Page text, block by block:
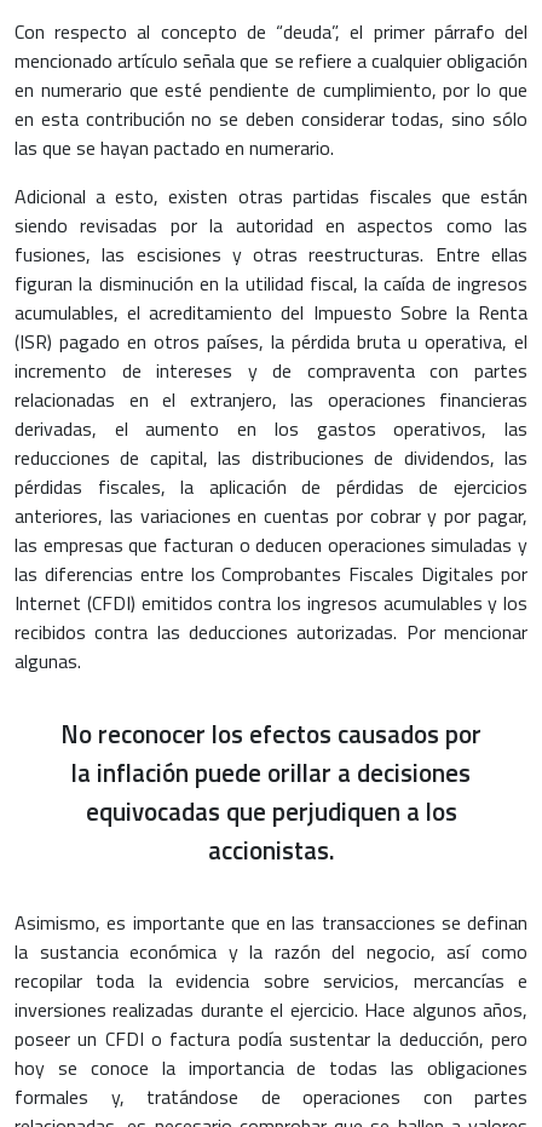
Con respecto al concepto de “deuda”, el primer párrafo del
mencionado artículo señala que se refiere a cualquier obligación
en numerario que esté pendiente de cumplimiento, por lo que
en esta contribución no se deben considerar todas, sino sólo
las que se hayan pactado en numerario.
Adicional a esto, existen otras partidas fiscales que están
siendo revisadas por la autoridad en aspectos como las
fusiones, las escisiones y otras reestructuras. Entre ellas
figuran la disminución en la utilidad fiscal, la caída de ingresos
acumulables, el acreditamiento del Impuesto Sobre la Renta
(ISR) pagado en otros países, la pérdida bruta u operativa, el
incremento de intereses y de compraventa con partes
relacionadas en el extranjero, las operaciones financieras
derivadas, el aumento en los gastos operativos, las
reducciones de capital, las distribuciones de dividendos, las
pérdidas fiscales, la aplicación de pérdidas de ejercicios
anteriores, las variaciones en cuentas por cobrar y por pagar,
las empresas que facturan o deducen operaciones simuladas y
las diferencias entre los Comprobantes Fiscales Digitales por
Internet (CFDI) emitidos contra los ingresos acumulables y los
recibidos contra las deducciones autorizadas. Por mencionar
algunas.
No reconocer los efectos causados por
la inflación puede orillar a decisiones
equivocadas que perjudiquen a los
accionistas.
Asimismo, es importante que en las transacciones se definan
la sustancia económica y la razón del negocio, así como
recopilar toda la evidencia sobre servicios, mercancías e
inversiones realizadas durante el ejercicio. Hace algunos años,
poseer un CFDI o factura podía sustentar la deducción, pero
hoy se conoce la importancia de todas las obligaciones
formales y, tratándose de operaciones con partes